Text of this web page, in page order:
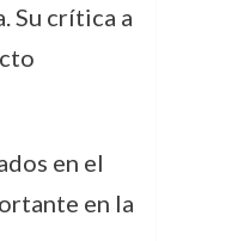
Su crítica a
en el
en la